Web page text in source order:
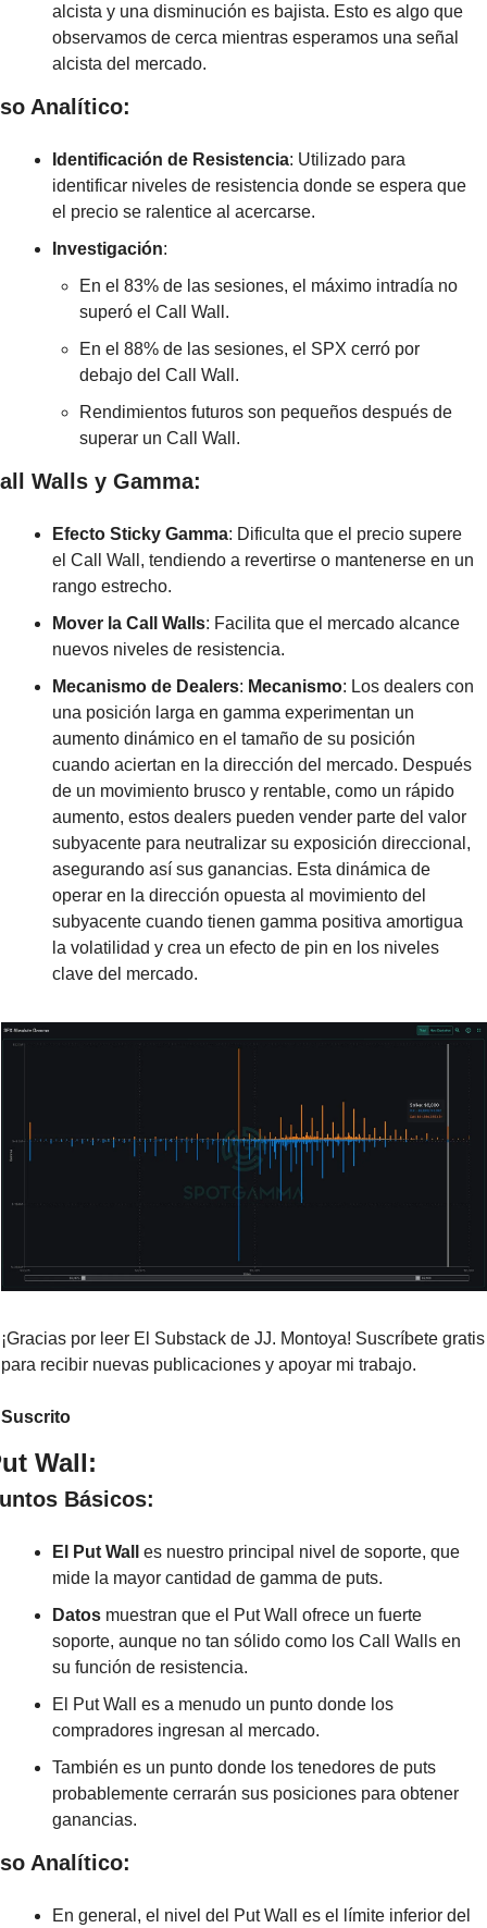
alcista y una disminución es bajista. Esto es algo que
observamos de cerca mientras esperamos una señal
alcista del mercado.
Analítico:
Identificación de Resistencia: Utilizado para
identificar niveles de resistencia donde se espera que
el precio se ralentice al acercarse.
Investigación:
En el 83% de las sesiones, el máximo intradía no
superó el Call Wall.
En el 88% de las sesiones, el SPX cerró por
debajo del Call Wall.
Rendimientos futuros son pequeños después de
superar un Call Wall.
Walls y Gamma:
Efecto Sticky Gamma: Dificulta que el precio supere
el Call Wall, tendiendo a revertirse o mantenerse en un
rango estrecho.
Mover la Call Walls: Facilita que el mercado alcance
nuevos niveles de resistencia.
Mecanismo de Dealers: Mecanismo: Los dealers con
una posición larga en gamma experimentan un
aumento dinámico en el tamaño de su posición
cuando aciertan en la dirección del mercado. Después
de un movimiento brusco y rentable, como un rápido
aumento, estos dealers pueden vender parte del valor
subyacente para neutralizar su exposición direccional,
asegurando así sus ganancias. Esta dinámica de
operar en la dirección opuesta al movimiento del
subyacente cuando tienen gamma positiva amortigua
la volatilidad y crea un efecto de pin en los niveles
clave del mercado.
¡Gracias por leer El Substack de JJ. Montoya! Suscríbete gratis
para recibir nuevas publicaciones y apoyar mi trabajo.
Suscrito
Wall:
Básicos:
El Put Wall
es nuestro principal nivel de soporte, que
mide la mayor cantidad de gamma de puts.
Datos muestran que el Put Wall ofrece un fuerte
soporte, aunque no tan sólido como los Call Walls en
su función de resistencia.
El Put Wall es a menudo un punto donde los
compradores ingresan al mercado.
También es un punto donde los tenedores de puts
probablemente cerrarán sus posiciones para obtener
ganancias.
Analítico:
En general, el nivel del Put Wall es el límite inferior del